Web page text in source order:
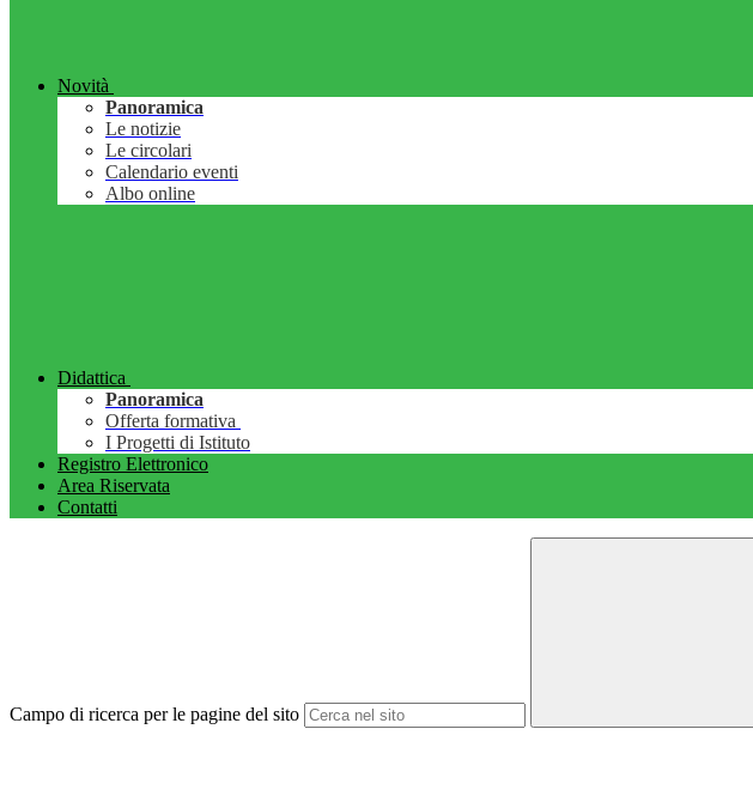
Novità
Panoramica
Le notizie
Le circolari
Calendario eventi
Albo online
Didattica
Panoramica
Offerta formativa
I Progetti di Istituto
Registro Elettronico
Area Riservata
Contatti
Campo di ricerca per le pagine del sito